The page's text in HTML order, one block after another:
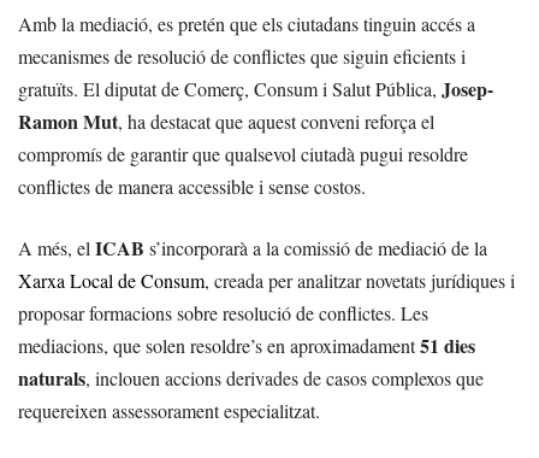
Amb la mediació, es pretén que els ciutadans tinguin accés a
mecanismes de resolució de conflictes que siguin eficients i
gratuïts. El diputat de Comerç, Consum i Salut Pública, Josep-
Ramon Mut, ha destacat que aquest conveni reforça el
compromís de garantir que qualsevol ciutadà pugui resoldre
conflictes de manera accessible i sense costos.
A més, el ICAB s’incorporarà a la comissió de mediació de la
Xarxa Local de Consum, creada per analitzar novetats jurídiques i
proposar formacions sobre resolució de conflictes. Les
mediacions, que solen resoldre’s en aproximadament51 dies
naturals, inclouen accions derivades de casos complexos que
requereixen assessorament especialitzat.